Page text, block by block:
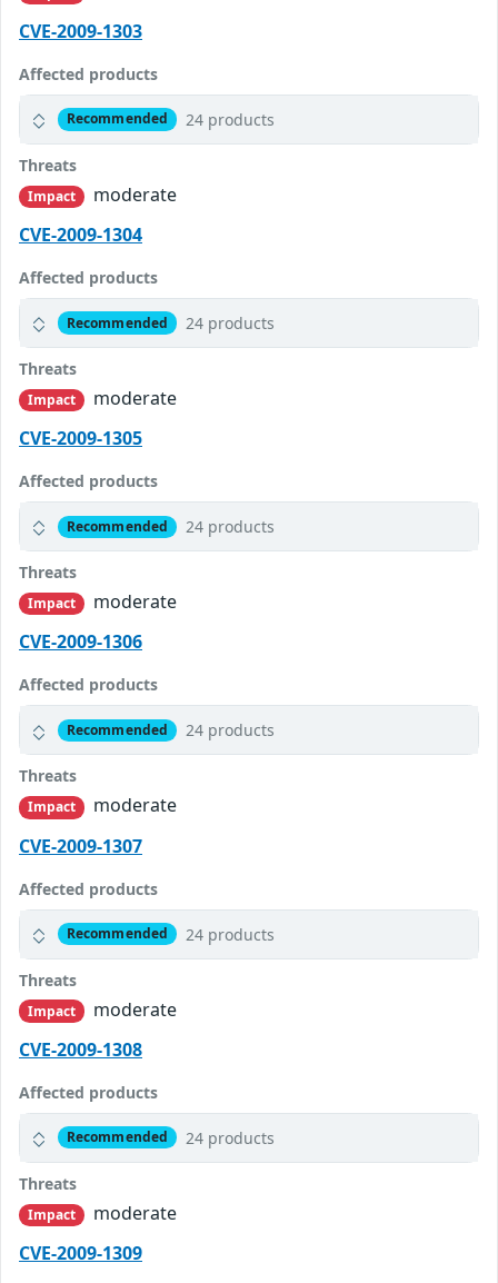
CVE-2009-1303
Affected products
Recommended 24 products
Threats
Impact
moderate
CVE-2009-1304
Affected products
Recommended 24 products
Threats
Impact
moderate
CVE-2009-1305
Affected products
Recommended 24 products
Threats
Impact
moderate
CVE-2009-1306
Affected products
Recommended 24 products
Threats
Impact
moderate
CVE-2009-1307
Affected products
Recommended 24 products
Threats
Impact
moderate
CVE-2009-1308
Affected products
Recommended 24 products
Threats
Impact
moderate
CVE-2009-1309